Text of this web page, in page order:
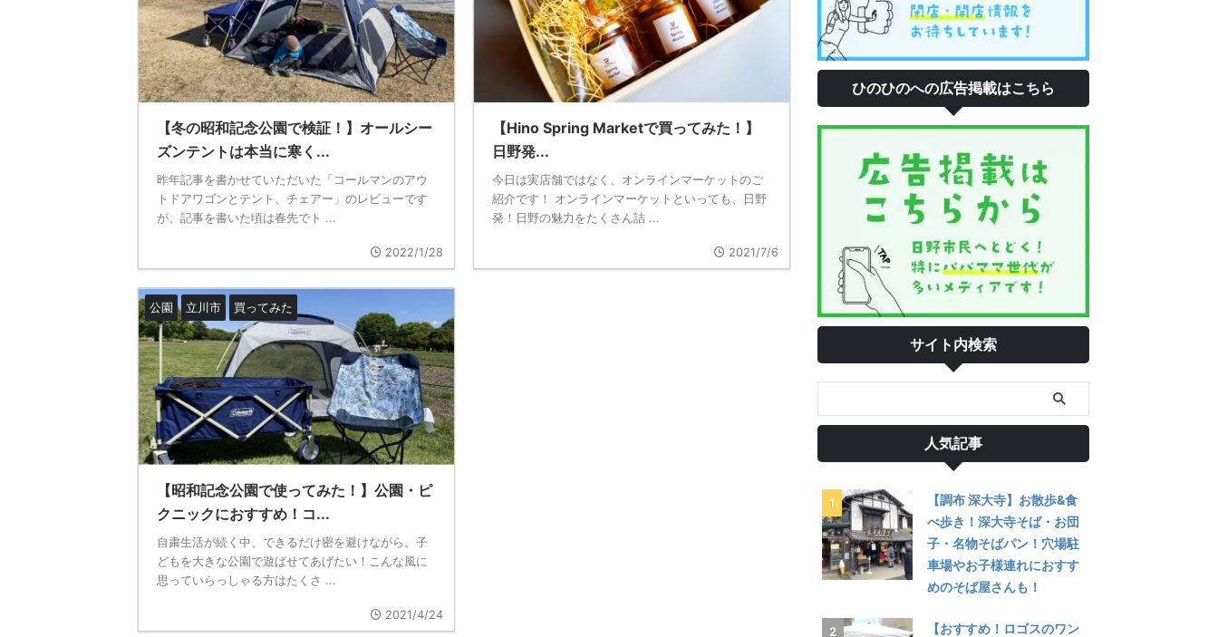
【冬の昭和記念公園で検証！】オールシー
ズンテントは本当に寒く...
昨年記事を書かせていただいた「コールマンのアウ
トドアワゴンとテント、チェアー」のレビューです
が、記事を書いた頃は春先でト ...
2022/1/28
【Hino Spring Marketで買ってみた！】
日野発...
今日は実店舗ではなく、オンラインマーケットのご
紹介です！ オンラインマーケットといっても、日野
発！日野の魅力をたくさん詰 ...
2021/7/6
公園 立川市 買ってみた
【昭和記念公園で使ってみた！】公園・ピ
クニックにおすすめ！コ...
自粛生活が続く中、できるだけ密を避けながら、子
どもを大きな公園で遊ばせてあげたい！こんな風に
思っていらっしゃる方はたくさ ...
2021/4/24
ひのひのへの広告掲載はこちら
サイト内検索
人気記事
【調布 深大寺】お散歩&食
べ歩き！深大寺そば・お団
子・名物そばパン！穴場駐
車場やお子様連れにおすす
めのそば屋さんも！
【おすすめ！ロゴスのワン